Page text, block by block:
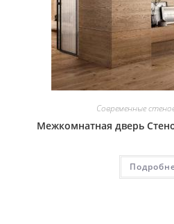
Современные
Межкомнатная дверь